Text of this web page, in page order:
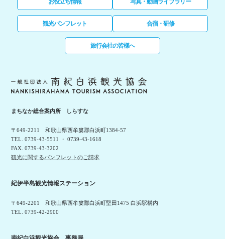
お役立ち情報 写真・動画ライブラリー
観光パンフレット 合宿・研修
旅行会社の皆様へ
まちなか総合案内所 しらすな
〒649-2211 和歌山県西牟婁郡白浜町1384-57
TEL. 0739-43-5511 ・ 0739-43-1618
FAX. 0739-43-3202
観光に関するパンフレットのご請求
紀伊半島観光情報ステーション
〒649-2201 和歌山県西牟婁郡白浜町堅田1475 白浜駅構内
TEL. 0739-42-2900